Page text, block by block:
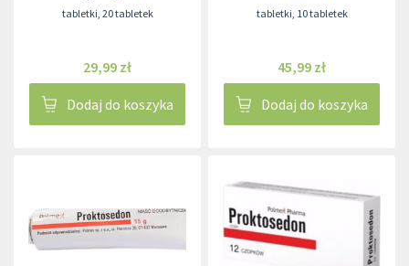
tabletki, 20 tabletek
29,99 zł
Dodaj do koszyka
tabletki, 10 tabletek
45,99 zł
Dodaj do koszyka